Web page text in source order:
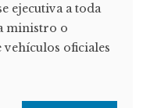
ejecutiva a toda
ministro o
vehículos oficiales